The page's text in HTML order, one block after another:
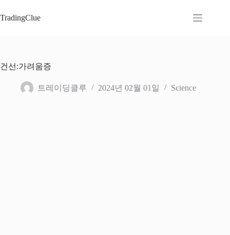
문
뛰
TradingClue
건선:가려움증
트레이딩클루 2024년 02월 01일 Science